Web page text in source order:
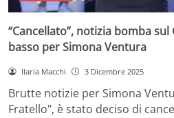
“Cancellato”, notizia bomba
basso per Simona Ventura
Ilaria Macchi 3 Dicembre 2025
Brutte notizie per Simona
Fratello", è stato deciso di